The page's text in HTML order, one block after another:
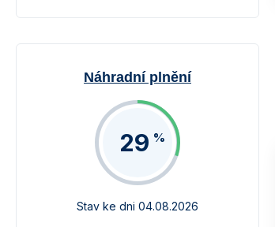
Náhradní plnění
29 %
Stav ke dni 04.08.2026